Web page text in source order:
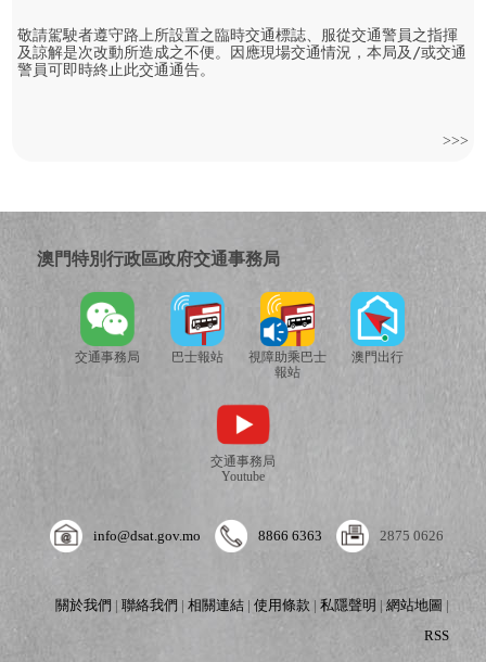
敬請駕駛者遵守路上所設置之臨時交通標誌、服從交通警員之指揮
及諒解是次改動所造成之不便。因應現場交通情況，本局及/或交通
警員可即時終止此交通通告。
>>>
澳門特別行政區政府交通事務局
交通事務局 巴士報站
視障助乘巴士
報站
澳門出行
交通事務局
Youtube
info@dsat.gov.mo 8866 6363 2875 0626
關於我們 |聯絡我們 |相關連結 |使用條款 |私隱聲明 |網站地圖 |
RSS